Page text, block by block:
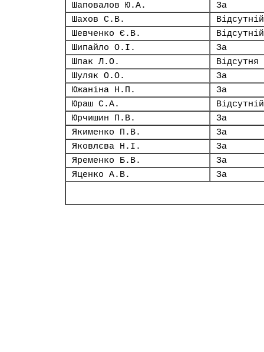
Шаповалов Ю.А.
За
Шахов С.В.
Відсутній
Шевченко Є.В.
Відсутній
Шипайло О.І.
За
Шпак Л.О.
Відсутня
Шуляк О.О.
За
Южаніна Н.П.
За
Юраш С.А.
Відсутній
Юрчишин П.В.
За
Якименко П.В.
За
Яковлєва Н.І.
За
Яременко Б.В.
За
Яценко А.В.
За